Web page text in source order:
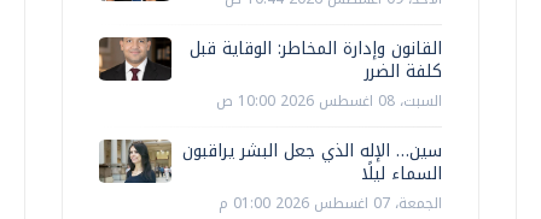
القانون وإدارة المخاطر: الوقاية قبل
كلفة الضرر
السبت، 08 اغسطس 2026 10:00 ص
سين… الإله الذي جعل البشر يراقبون
السماء ليلًا
الجمعة، 07 اغسطس 2026 01:00 م